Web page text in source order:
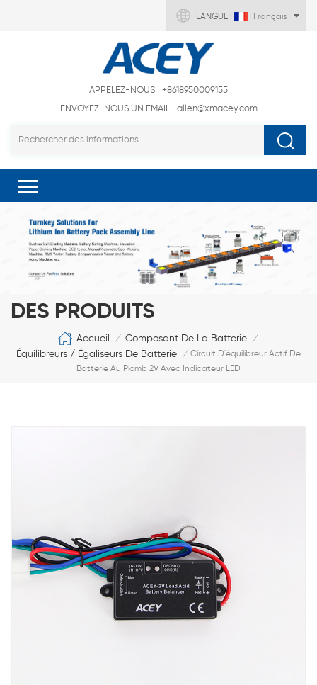
LANGUE : Français
APPELEZ-NOUS
+8618950009155
ENVOYEZ-NOUS UN EMAIL
allen@xmacey.com
DES PRODUITS
Accueil / Composant De La Batterie /
Équilibreurs / Égaliseurs De Batterie / Circuit D'équilibreur Actif De
Batterie Au Plomb 2V Avec Indicateur LED